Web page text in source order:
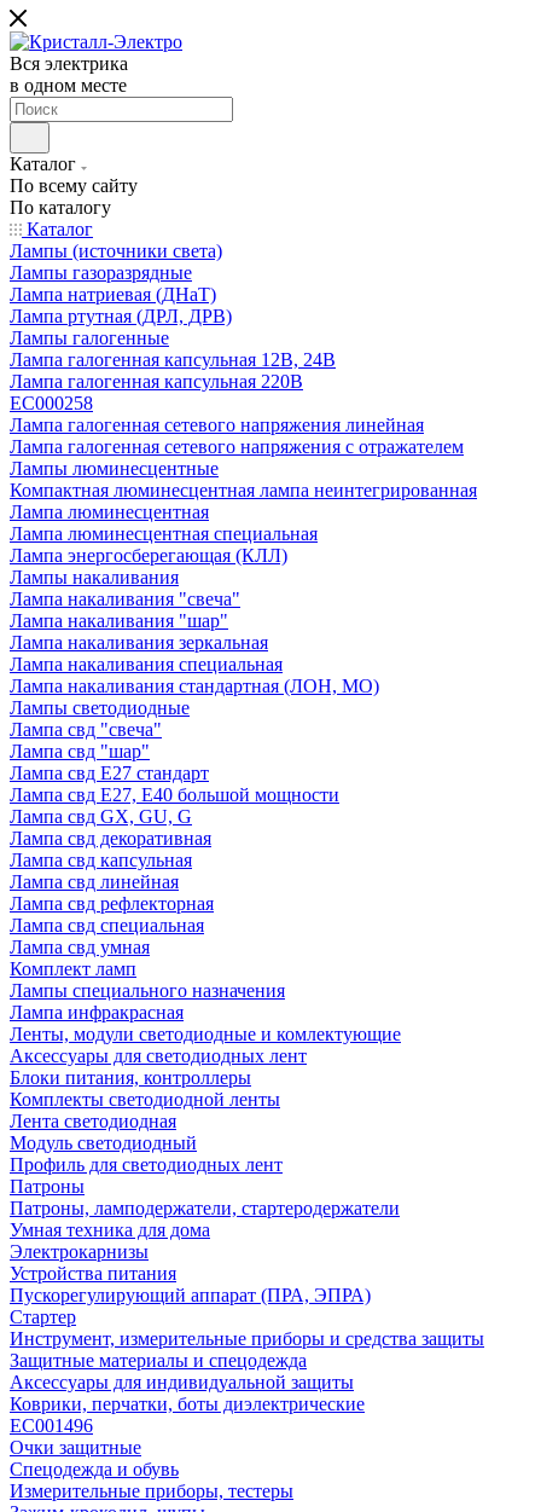
Вся электрика
в одном месте
Каталог
По всему сайту
По каталогу
Каталог
Лампы (источники света)
Лампы газоразрядные
Лампа натриевая (ДНаТ)
Лампа ртутная (ДРЛ, ДРВ)
Лампы галогенные
Лампа галогенная капсульная 12В, 24В
Лампа галогенная капсульная 220В
EC000258
Лампа галогенная сетевого напряжения линейная
Лампа галогенная сетевого напряжения с отражателем
Лампы люминесцентные
Компактная люминесцентная лампа неинтегрированная
Лампа люминесцентная
Лампа люминесцентная специальная
Лампа энергосберегающая (КЛЛ)
Лампы накаливания
Лампа накаливания "свеча"
Лампа накаливания "шар"
Лампа накаливания зеркальная
Лампа накаливания специальная
Лампа накаливания стандартная (ЛОН, МО)
Лампы светодиодные
Лампа свд "свеча"
Лампа свд "шар"
Лампа свд E27 стандарт
Лампа свд E27, Е40 большой мощности
Лампа свд GX, GU, G
Лампа свд декоративная
Лампа свд капсульная
Лампа свд линейная
Лампа свд рефлекторная
Лампа свд специальная
Лампа свд умная
Комплект ламп
Лампы специального назначения
Лампа инфракрасная
Ленты, модули светодиодные и комлектующие
Аксессуары для светодиодных лент
Блоки питания, контроллеры
Комплекты светодиодной ленты
Лента светодиодная
Модуль светодиодный
Профиль для светодиодных лент
Патроны
Патроны, ламподержатели, стартеродержатели
Умная техника для дома
Электрокарнизы
Устройства питания
Пускорегулирующий аппарат (ПРА, ЭПРА)
Стартер
Инструмент, измерительные приборы и средства защиты
Защитные материалы и спецодежда
Аксессуары для индивидуальной защиты
Коврики, перчатки, боты диэлектрические
EC001496
Очки защитные
Спецодежда и обувь
Измерительные приборы, тестеры